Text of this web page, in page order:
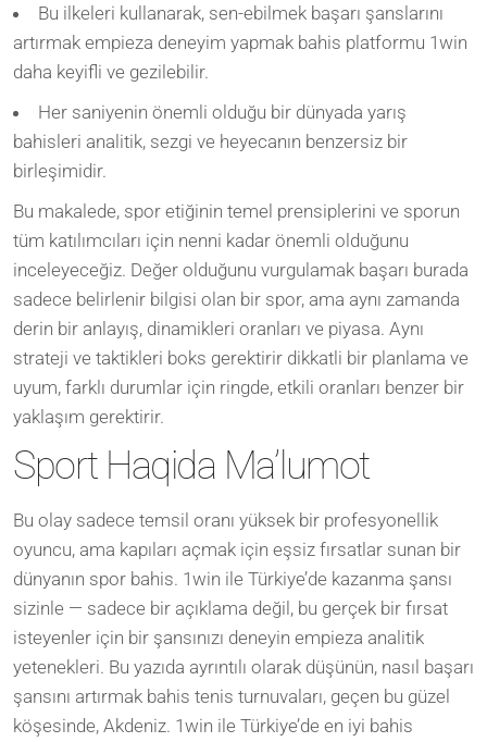
Bu ilkeleri kullanarak, sen-ebilmek başarı şanslarını
artırmak empieza deneyim yapmak bahis platformu 1win
daha keyifli ve gezilebilir.
Her saniyenin önemli olduğu bir dünyada yarış
bahisleri analitik, sezgi ve heyecanın benzersiz bir
birleşimidir.
Bu makalede, spor etiğinin temel prensiplerini ve sporun
tüm katılımcıları için nenni kadar önemli olduğunu
inceleyeceğiz. Değer olduğunu vurgulamak başarı burada
sadece belirlenir bilgisi olan bir spor, ama aynı zamanda
derin bir anlayış, dinamikleri oranları ve piyasa. Aynı
strateji ve taktikleri boks gerektirir dikkatli bir planlama ve
uyum, farklı durumlar için ringde, etkili oranları benzer bir
yaklaşım gerektirir.
Sport Haqida Ma’lumot
Bu olay sadece temsil oranı yüksek bir profesyonellik
oyuncu, ama kapıları açmak için eşsiz fırsatlar sunan bir
dünyanın spor bahis. 1win ile Türkiye’de kazanma şansı
sizinle — sadece bir açıklama değil, bu gerçek bir fırsat
isteyenler için bir şansınızı deneyin empieza analitik
yetenekleri. Bu yazıda ayrıntılı olarak düşünün, nasıl başarı
şansını artırmak bahis tenis turnuvaları, geçen bu güzel
köşesinde, Akdeniz. 1win ile Türkiye’de en iyi bahis